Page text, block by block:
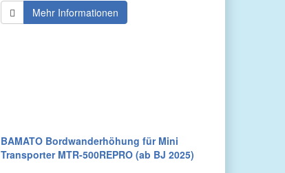
Mehr Informationen
BAMATO Bordwanderhöhung für Mini
Transporter MTR-500REPRO (ab BJ 2025)